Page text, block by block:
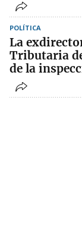
POLÍTICA
La
Tributaria
de la